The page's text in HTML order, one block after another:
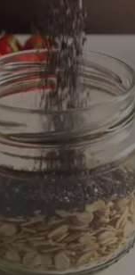
старше и моложе